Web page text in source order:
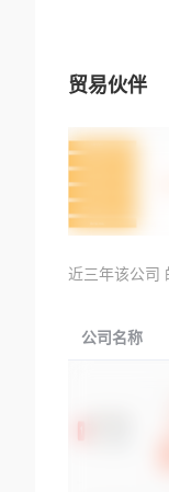
贸易伙伴
近三年该公司
公司名称